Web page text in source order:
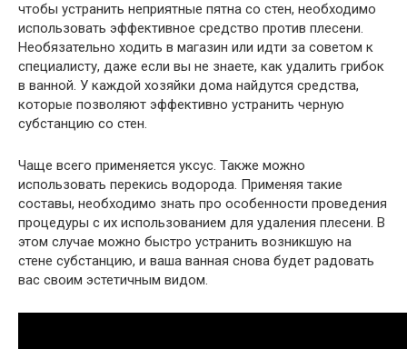
чтобы устранить неприятные пятна со стен, необходимо
использовать эффективное средство против плесени.
Необязательно ходить в магазин или идти за советом к
специалисту, даже если вы не знаете, как удалить грибок
в ванной. У каждой хозяйки дома найдутся средства,
которые позволяют эффективно устранить черную
субстанцию со стен.
Чаще всего применяется уксус. Также можно
использовать перекись водорода. Применяя такие
составы, необходимо знать про особенности проведения
процедуры с их использованием для удаления плесени. В
этом случае можно быстро устранить возникшую на
стене субстанцию, и ваша ванная снова будет радовать
вас своим эстетичным видом.